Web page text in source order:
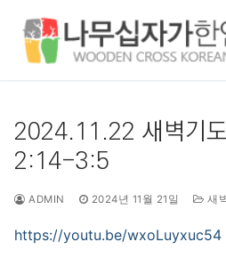
2024.11.22 새벽기
2:14-3:5
ADMIN 2024년 11월 21일 새
https://youtu.be/wxoLuyxuc54